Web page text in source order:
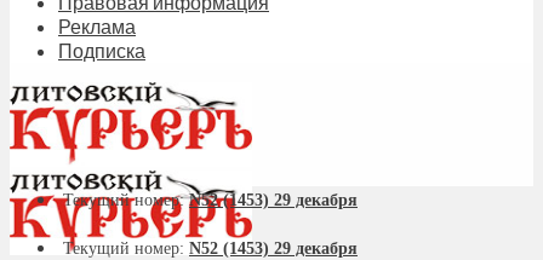
Реклама
Подписка
Текущий номер:N52 (1453) 29 декабря
Текущий номер: N52 (1453) 29 декабря